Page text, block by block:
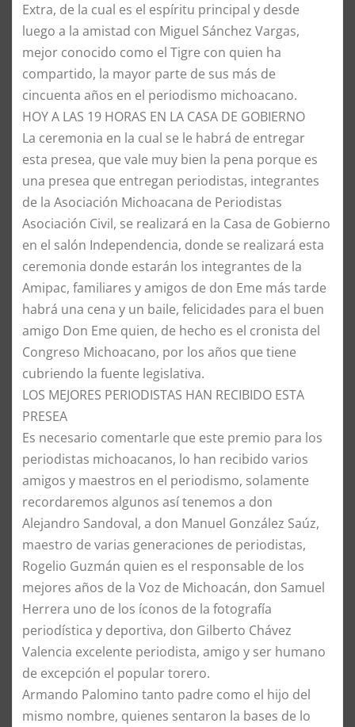
Extra, de la cual es el espíritu principal y desde
luego a la amistad con Miguel Sánchez Vargas,
mejor conocido como el Tigre con quien ha
compartido, la mayor parte de sus más de
cincuenta años en el periodismo michoacano.
​HOY A LAS 19 HORAS EN LA CASA DE GOBIERNO
​La ceremonia en la cual se le habrá de entregar
esta presea, que vale muy bien la pena porque es
una presea que entregan periodistas, integrantes
de la Asociación Michoacana de Periodistas
Asociación Civil, se realizará en la Casa de Gobierno
en el salón Independencia, donde se realizará esta
ceremonia donde estarán los integrantes de la
Amipac, familiares y amigos de don Eme más tarde
habrá una cena y un baile, felicidades para el buen
amigo Don Eme quien, de hecho es el cronista del
Congreso Michoacano, por los años que tiene
cubriendo la fuente legislativa.
​LOS MEJORES PERIODISTAS HAN RECIBIDO ESTA
PRESEA
​Es necesario comentarle que este premio para los
periodistas michoacanos, lo han recibido varios
amigos y maestros en el periodismo, solamente
recordaremos algunos así tenemos a don
Alejandro Sandoval, a don Manuel González Saúz,
maestro de varias generaciones de periodistas,
Rogelio Guzmán quien es el responsable de los
mejores años de la Voz de Michoacán, don Samuel
Herrera uno de los íconos de la fotografía
periodística y deportiva, don Gilberto Chávez
Valencia excelente periodista, amigo y ser humano
de excepción el popular torero.
Armando Palomino tanto padre como el hijo del
mismo nombre, quienes sentaron la bases de lo